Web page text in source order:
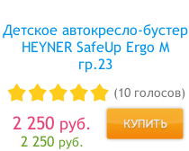
Детское автокресло-бустер
HEYNER SafeUp Ergo M
гр.23
(10 голосов)
2 250 руб.
2 250 руб.